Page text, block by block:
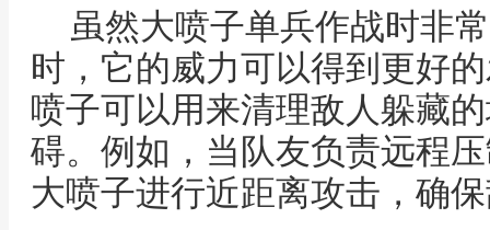
虽然大喷子单兵作战时非
时，它的威力可以得到更好
喷子可以用来清理敌人躲藏
碍。例如，当队友负责远程
大喷子进行近距离攻击，确